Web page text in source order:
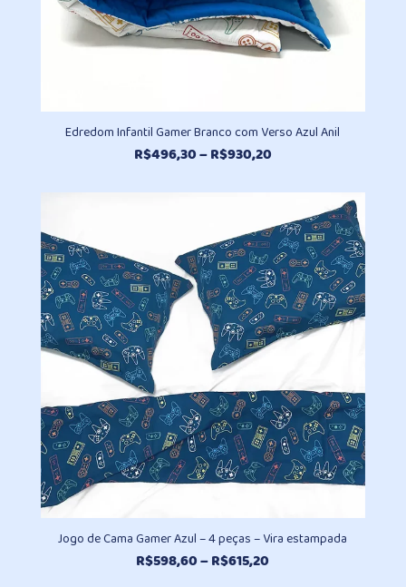
Edredom Infantil Gamer Branco com Verso Azul Anil
R$496,30–R$930,20Faixa
preço:
R$496,30
através
R$930,20
Jogo de Cama Gamer Azul – 4 peças – Vira estampada
R$598,60–R$615,20